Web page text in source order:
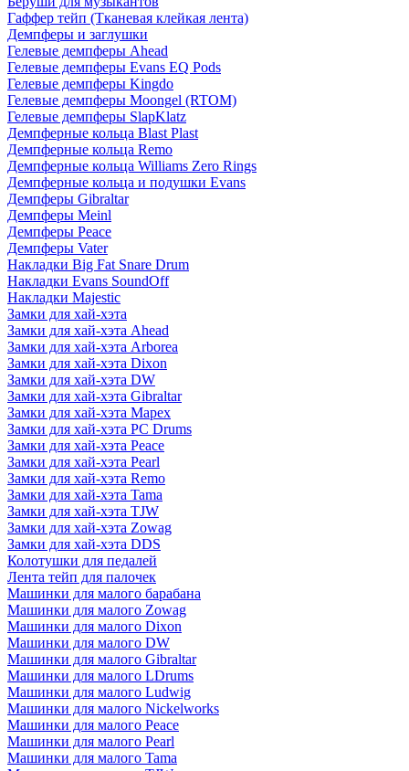
Гаффер тейп (Тканевая клейкая лента)
Демпферы и заглушки
Гелевые демпферы Ahead
Гелевые демпферы Evans EQ Pods
Гелевые демпферы Kingdo
Гелевые демпферы Moongel (RTOM)
Гелевые демпферы SlapKlatz
Демпферные кольца Blast Plast
Демпферные кольца Remo
Демпферные кольца Williams Zero Rings
Демпферные кольца и подушки Evans
Демпферы Gibraltar
Демпферы Meinl
Демпферы Peace
Демпферы Vater
Накладки Big Fat Snare Drum
Накладки Evans SoundOff
Накладки Majestic
Замки для хай-хэта
Замки для хай-хэта Ahead
Замки для хай-хэта Arborea
Замки для хай-хэта Dixon
Замки для хай-хэта DW
Замки для хай-хэта Gibraltar
Замки для хай-хэта Mapex
Замки для хай-хэта PC Drums
Замки для хай-хэта Peace
Замки для хай-хэта Pearl
Замки для хай-хэта Remo
Замки для хай-хэта Tama
Замки для хай-хэта TJW
Замки для хай-хэта Zowag
Замки для хай-хэта DDS
Колотушки для педалей
Лента тейп для палочек
Машинки для малого барабана
Машинки для малого Zowag
Машинки для малого Dixon
Машинки для малого DW
Машинки для малого Gibraltar
Машинки для малого LDrums
Машинки для малого Ludwig
Машинки для малого Nickelworks
Машинки для малого Peace
Машинки для малого Pearl
Машинки для малого Tama